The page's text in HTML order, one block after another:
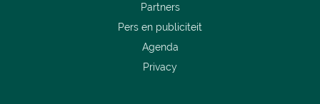
Partners
Pers en publiciteit
Agenda
Privacy